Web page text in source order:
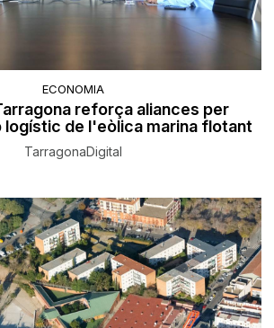
ECONOMIA
reforça aliances per
logístic de l'eòlica marina flotant
TarragonaDigital